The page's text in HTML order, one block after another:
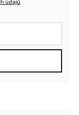
údajů